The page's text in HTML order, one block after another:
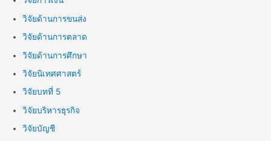
วิจัยด้านการขนส่ง
วิจัยด้านการตลาด
วิจัยด้านการศึกษา
วิจัยนิเทศศาสตร์
วิจัยบทที่ 5
วิจัยบริหารธุรกิจ
วิจัยบัญชี